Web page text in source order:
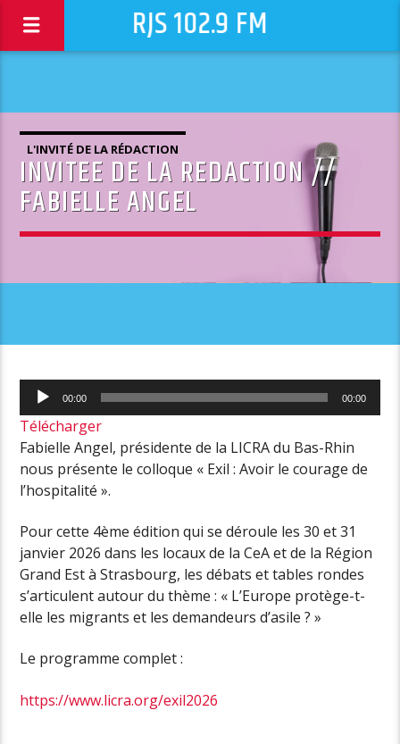
RJS 102.9 FM
L'INVITÉ DE LA RÉDACTION
INVITEE DE LA REDACTION //
FABIELLE ANGEL
Lecteur
audio
00:00 00:00
Télécharger
Fabielle Angel, présidente de la LICRA du Bas-Rhin
nous présente le colloque « Exil : Avoir le courage de
l’hospitalité ».
Pour cette 4ème édition qui se déroule les 30 et 31
janvier 2026 dans les locaux de la CeA et de la Région
Grand Est à Strasbourg, les débats et tables rondes
s’articulent autour du thème : « L’Europe protège-t-
elle les migrants et les demandeurs d’asile ? »
Le programme complet :
https://www.licra.org/exil2026